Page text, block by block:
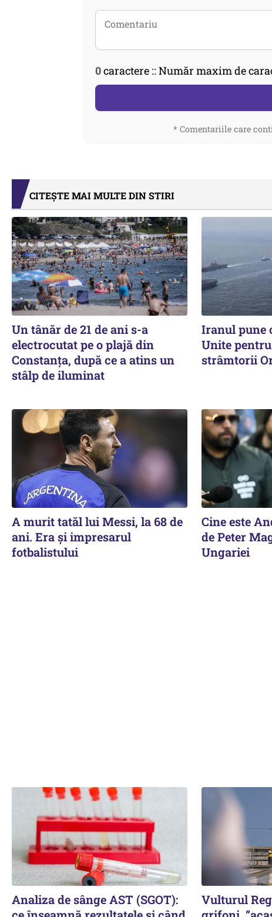
0caractere :: Număr maxim de
* Comentariile care
CITEȘTE MAI MULTE DIN STIRI
Un tânăr de 21 de ani s-a
electrocutat pe o plajă din
Constanța, după ce a atins un
stâlp de iluminat
Iranul pune
Unite
strâmtorii
A murit tatăl lui Messi, la 68 de
ani. Era și impresarul
fotbalistului
Cine este
de Peter
Ungariei
Analiza de sânge AST (SGOT):
Vulturul